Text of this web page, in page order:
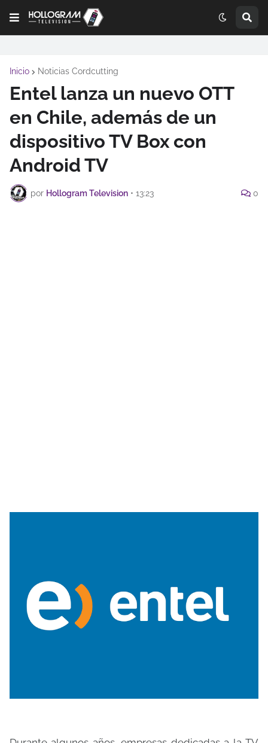
Inicio Noticias Cordcutting
Entel lanza un nuevo OTT
en Chile, además de un
dispositivo TV Box con
Android TV
por Hollogram Television • 13:23 0